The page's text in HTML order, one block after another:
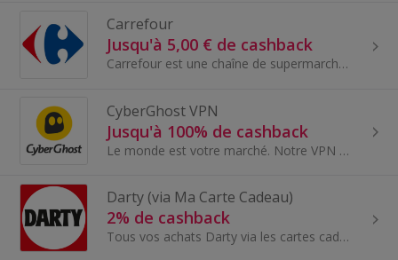
Carrefour
Jusqu'à 5,00 € de cashback
Carrefour est une chaîne de supermarchés et d'hypermarchés d'origine française, l'une des plus grandes au monde. Fondée en 1958, Carrefour offre un...
CyberGhost VPN
Jusqu'à 100% de cashback
Le monde est votre marché. Notre VPN est optimisés pour toutes les zones géographiques et tous les types de trafic (ordinateur de bureau/mobile).
Darty (via Ma Carte Cadeau)
2% de cashback
Tous vos achats Darty via les cartes cadeaux Ma Carte Cadeau pour économiser un maximum sur vos achats en ligne comme en magasin - Électroménager...